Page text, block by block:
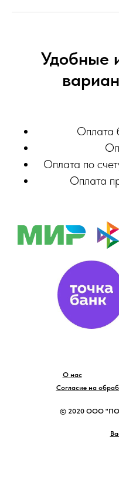
Удобные
Оплата
Оплата по
Оплата
О нас
Согласие на
© 2020 ООО "ПО